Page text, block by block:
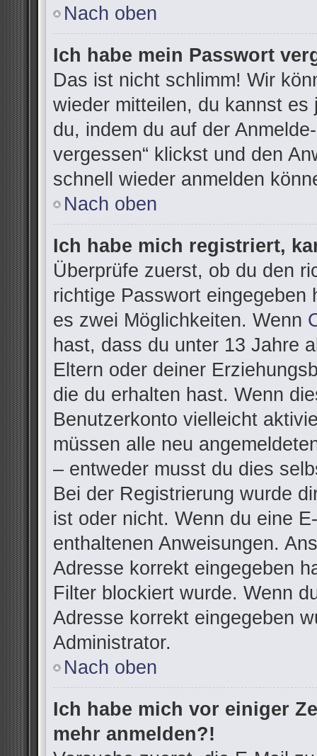
Nach oben
Ich habe mein Passwort
Das ist nicht schlimm! Wir
wieder mitteilen, du kannst
du, indem du auf der
vergessen“ klickst und den
schnell wieder anmelden
Nach oben
Ich habe mich registriert,
Überprüfe zuerst, ob du den
richtige Passwort eingegeben
es zwei Möglichkeiten. Wenn
hast, dass du unter 13 Jahre
Eltern oder deiner
die du erhalten hast. Wenn
Benutzerkonto vielleicht
müssen alle neu
– entweder musst du dies
Bei der Registrierung wurde
ist oder nicht. Wenn du eine
enthaltenen Anweisungen.
Adresse korrekt eingegeben
Filter blockiert wurde. Wenn
Adresse korrekt eingegeben
Administrator.
Nach oben
Ich habe mich vor einiger
mehr anmelden?!